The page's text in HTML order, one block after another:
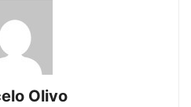
Olivo